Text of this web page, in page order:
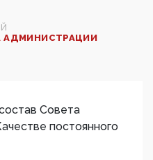
АДМИНИСТРАЦИИ
Совета
постоянного